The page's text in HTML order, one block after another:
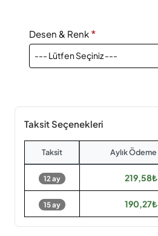
Desen & Renk
Taksit Seçenekleri
Taksit Aylık Ödeme
12 ay 219,58₺
15 ay 190,27₺